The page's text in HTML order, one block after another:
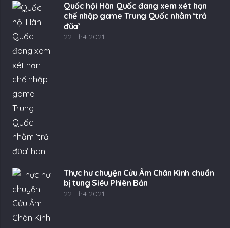
Quốc hội Hàn Quốc đang xem xét hạn
chế nhập game Trung Quốc nhằm ‘trả
đũa’
22 Th4 2021
Thực hư chuyện Cửu Âm Chân Kinh chuẩn
bị tung Siêu Phiên Bản
22 Th4 2021